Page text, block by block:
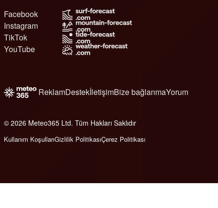
Facebook
Instagram
TikTok
YouTube
ReklamDestekİletişimBize bağlanmaYorum
© 2026 Meteo365 Ltd. Tüm Hakları Saklıdır
Kullanım KoşullarıGizlilik PolitikasıÇerez Politikası